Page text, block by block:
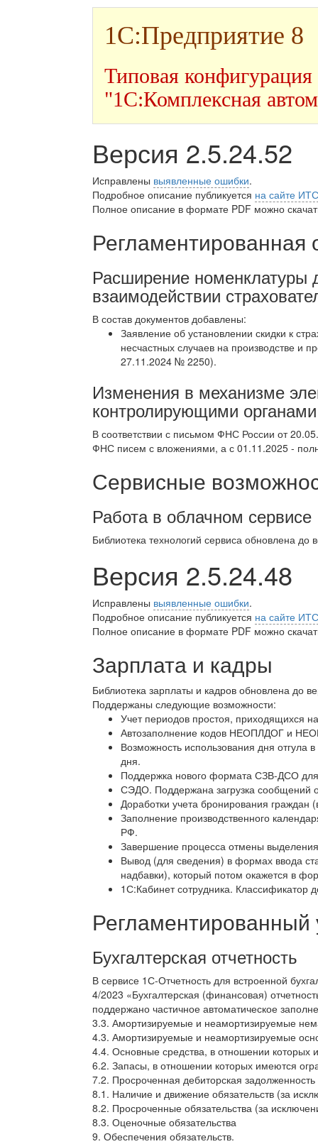
1С:Предприятие 8
Типовая конфигурация
"1С:Комплексная
Версия 2.5.24.52
Исправлены выявленные ошибки.
Подробное описание публикуется на сайте ИТС
Полное описание в формате PDF можно
Регламентированная
Расширение номенклатуры
взаимодействии
В состав документов добавлены:
Заявление об установлении скидки к
несчастных случаев на производстве и
27.11.2024 № 2250).
Изменения в механизме
контролирующими органами
В соответствии с письмом ФНС России от
ФНС писем с вложениями, а с 01.11.2025 -
Сервисные
Работа в облачном сервисе
Библиотека технологий сервиса обновлена до
Версия 2.5.24.48
Исправлены выявленные ошибки.
Подробное описание публикуется на сайте ИТС
Полное описание в формате PDF можно
Зарплата и кадры
Библиотека зарплаты и кадров обновлена до
Поддержаны следующие возможности:
Учет периодов простоя, приходящихся
Автозаполнение кодов НЕОПЛДОГ и
Возможность использования дня отгула
дня.
Поддержка нового формата СЗВ-ДСО
СЭДО. Поддержана загрузка сообщений
Доработки учета бронирования граждан
Заполнение производственного
РФ.
Завершение процесса отмены
Вывод (для сведения) в формах ввода
надбавки), который потом окажется в
1С:Кабинет сотрудника. Классификатор
Регламентированный
Бухгалтерская отчетность
В сервисе 1С-Отчетность для встроенной
4/2023 «Бухгалтерская (финансовая)
поддержано частичное автоматическое
3.3. Амортизируемые и неамортизируемые
4.3. Амортизируемые и неамортизируемые
4.4. Основные средства, в отношении которых
6.2. Запасы, в отношении которых имеются
7.2. Просроченная дебиторская задолженность
8.1. Наличие и движение обязательств (за
8.2. Просроченные обязательства (за
8.3. Оценочные обязательства
9. Обеспечения обязательств.